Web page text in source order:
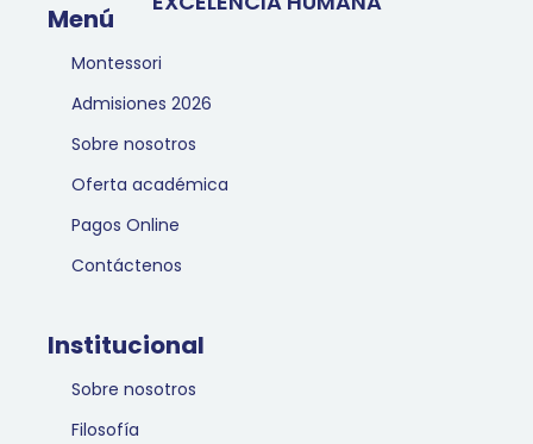
Menú
Montessori
Admisiones 2026
Sobre nosotros
Oferta académica
Pagos Online
Contáctenos
Institucional
Sobre nosotros
Filosofía